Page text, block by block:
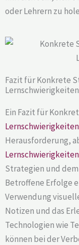
oder Lehrern zu
Fazit für Konkrete
Lernschwierigkeiten
Ein Fazit für
Lernschwierigkeiten
Herausforderung,
Lernschwierigkeiten
Strategien und
Betroffene Erfolge
Verwendung
Notizen und das
Technologien wie
können bei der